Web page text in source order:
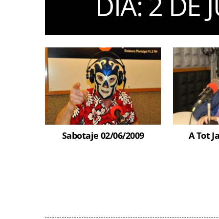
Sabotaje 02/06/2009 A Tot